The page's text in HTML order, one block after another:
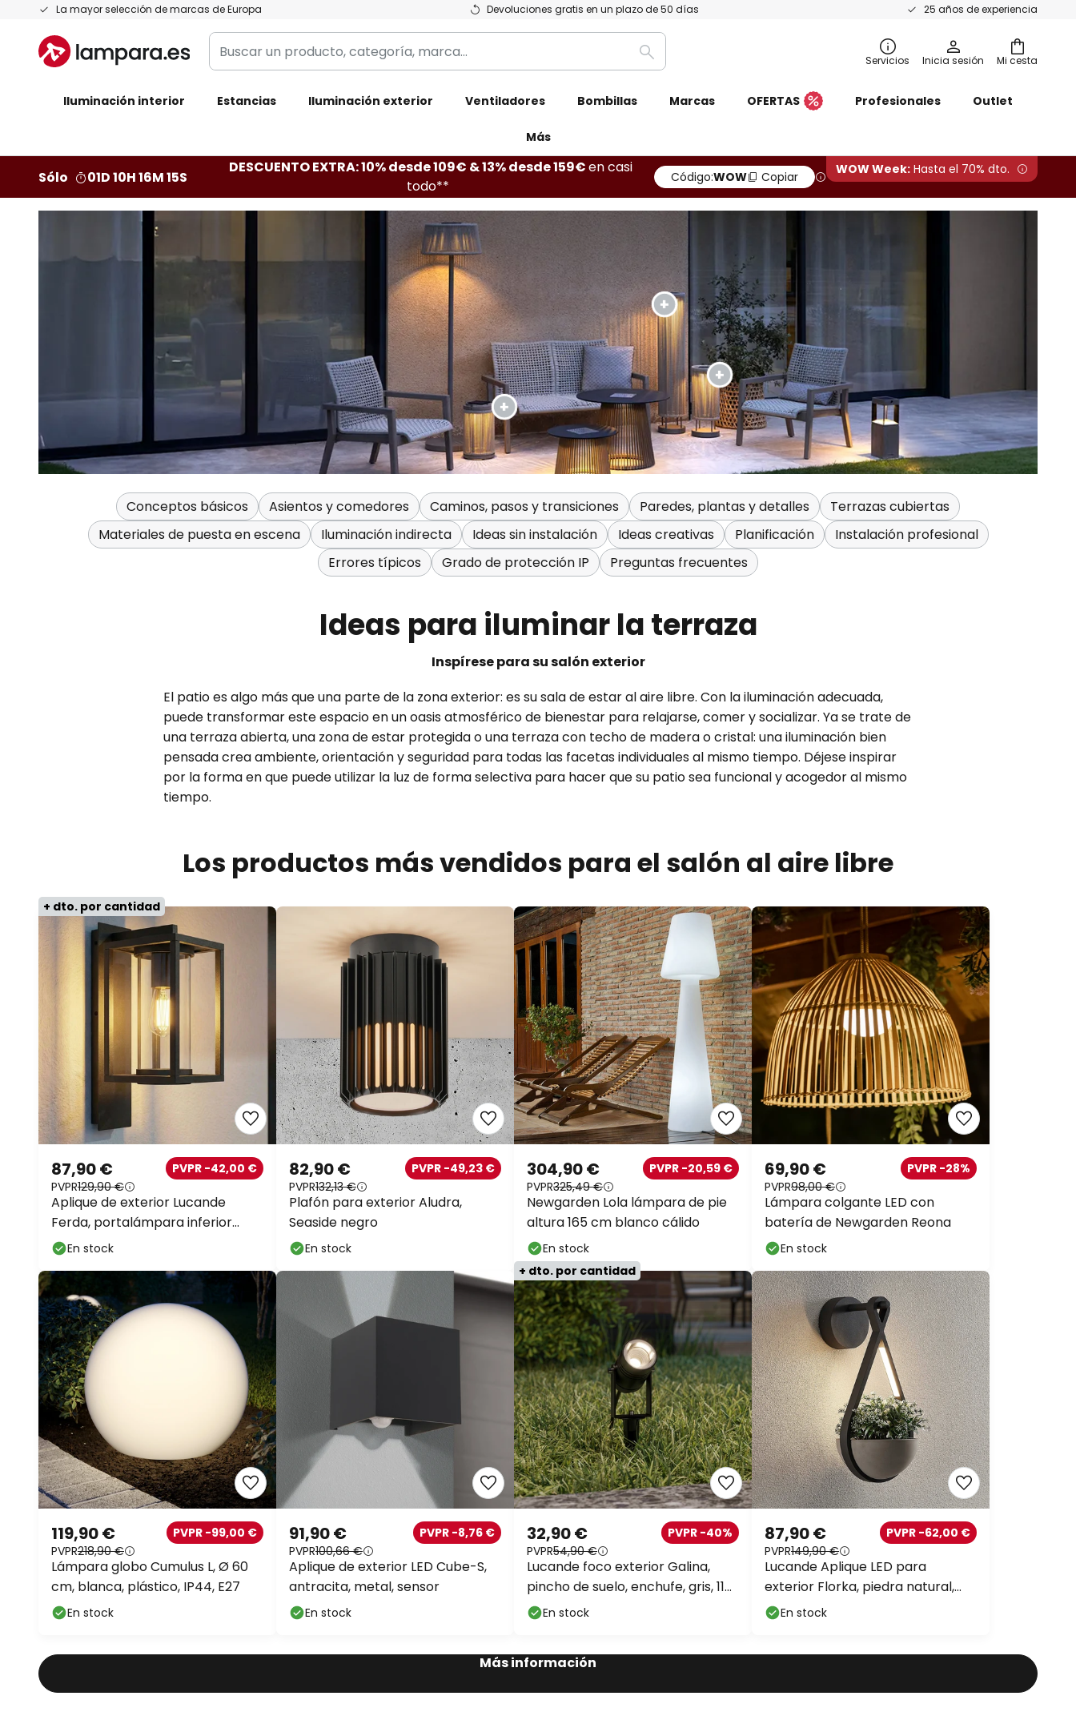
La mayor selección de marcas de Europa Devoluciones gratis en un plazo de 50 días 25 años de experiencia
Ir
contenido
Mi cesta
Buscar
un
categoría,
Buscar Servicios Inicia sesión
Iluminación interior Estancias Iluminación exterior Ventiladores Bombillas Marcas OFERTAS Profesionales Outlet
Más
Sólo 01D 10H 16M 12S
DESCUENTO EXTRA: 10% desde 109€ & 13% desde 159€en casi
todo**
Código:WOW Copiar WOW Week: Hasta el 70% dto.
Conceptos básicos Asientos y comedores Caminos, pasos y transiciones Paredes, plantas y detalles
Terrazas cubiertas
Materiales de puesta en escena
Iluminación indirecta Ideas sin instalación Ideas creativas Planificación
Instalación profesional
Errores típicos
Grado de protección IP Preguntas frecuentes
Ideas para iluminar la terraza
Inspírese para su salón exterior
El patio es algo más que una parte de la zona exterior: es su sala de estar al aire libre. Con la iluminación adecuada,
puede transformar este espacio en un oasis atmosférico de bienestar para relajarse, comer y socializar. Ya se trate de
una terraza abierta, una zona de estar protegida o una terraza con techo de madera o cristal: una iluminación bien
pensada crea ambiente, orientación y seguridad para todas las facetas individuales al mismo tiempo. Déjese inspirar
por la forma en que puede utilizar la luz de forma selectiva para hacer que su patio sea funcional y acogedor al mismo
tiempo.
Los productos más vendidos para el salón al aire libre
+ dto. por cantidad
87,90 €
PVPR129,90 €
PVPR -42,00 €
Aplique de exterior Lucande
Ferda, portalámpara inferior
antracita IP44
En stock
82,90 €
PVPR132,13 €
PVPR -49,23 €
Plafón para exterior Aludra,
Seaside negro
En stock
304,90 €
PVPR325,49 €
PVPR -20,59 €
Newgarden Lola lámpara de pie
altura 165 cm blanco cálido
En stock
69,90 €
PVPR98,00 €
PVPR -28%
Lámpara colgante LED con
batería de Newgarden Reona
En stock
119,90 €
PVPR218,90 €
PVPR -99,00 €
Lámpara globo Cumulus L, Ø 60
cm, blanca, plástico, IP44, E27
En stock
91,90 €
PVPR100,66 €
PVPR -8,76 €
Aplique de exterior LED Cube-S,
antracita, metal, sensor
En stock
+ dto. por cantidad
32,90 €
PVPR54,90 €
PVPR -40%
Lucande foco exterior Galina,
pincho de suelo, enchufe, gris, 11
cmEn stock
87,90 €
PVPR149,90 €
PVPR -62,00 €
Lucande Aplique LED para
exterior Florka, piedra natural,
cesta colgante
En stock
Más información